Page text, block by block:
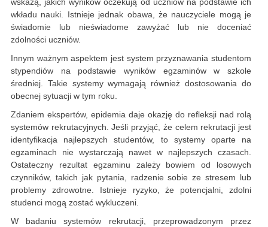
wskażą, jakich wyników oczekują od uczniów na podstawie ich
wkładu nauki. Istnieje jednak obawa, że nauczyciele mogą je
świadomie lub nieświadome zawyżać lub nie doceniać
zdolności uczniów.
Innym ważnym aspektem jest system przyznawania studentom
stypendiów na podstawie wyników egzaminów w szkole
średniej. Takie systemy wymagają również dostosowania do
obecnej sytuacji w tym roku.
Zdaniem ekspertów, epidemia daje okazję do refleksji nad rolą
systemów rekrutacyjnych. Jeśli przyjąć, że celem rekrutacji jest
identyfikacja najlepszych studentów, to systemy oparte na
egzaminach nie wystarczają nawet w najlepszych czasach.
Ostateczny rezultat egzaminu zależy bowiem od losowych
czynników, takich jak pytania, radzenie sobie ze stresem lub
problemy zdrowotne. Istnieje ryzyko, że potencjalni, zdolni
studenci mogą zostać wykluczeni.
W badaniu systemów rekrutacji, przeprowadzonym przez